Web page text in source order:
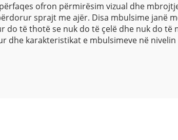
ofron përmirësim vizual dhe
sprajt me ajër. Disa mbulsime janë
të thotë se nuk do të çelë dhe nuk do të
karakteristikat e mbulsimeve në